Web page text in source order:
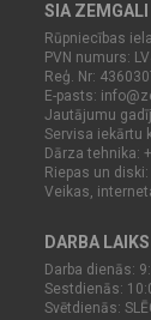
SIA ZEMGALI
Rūpniecības
PVN numurs:
Reģ. Nr:
E-pasts:
Jautājumu
Servisa iekārtu
Dārza tehnika:
Riepas un
Veikas,
DARBA
Darba dienās:
Sestdienās:
Svētdienās: